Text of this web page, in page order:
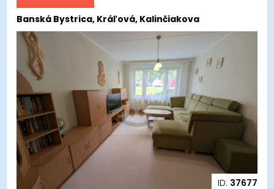
ID: 37677
Banská Bystrica, Kráľová, Kalinčiakova